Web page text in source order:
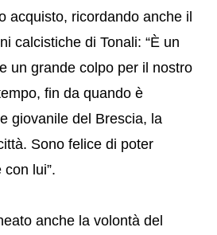
acquisto, ricordando anche il
calcistiche di Tonali: “È un
un grande colpo per il nostro
fin da quando è
giovanile del Brescia, la
Sono felice di poter
lui”.
anche la volontà del